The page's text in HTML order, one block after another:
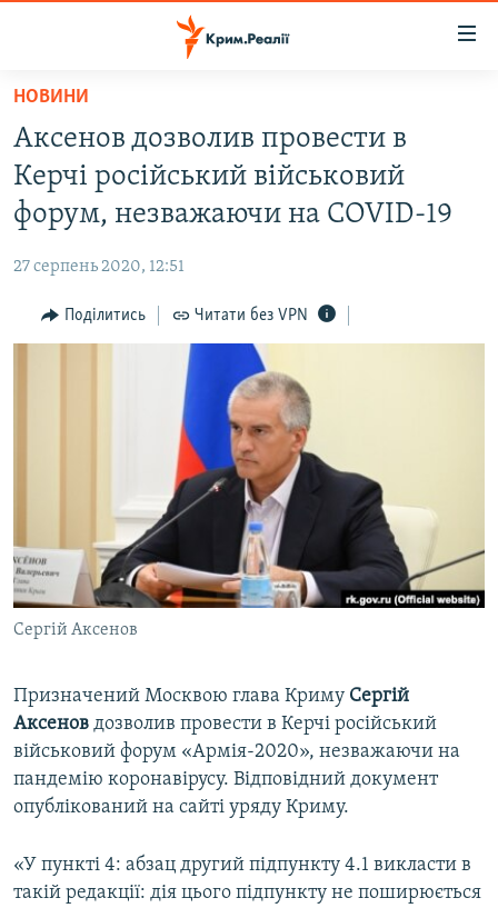
Перейти
основного
матеріалу
Перейти
до
основної
навігації
Перейти
до
ВІДЕО ТА ФОТО
БЛОГИ
ПОГЛЯД
ВІДЕОУРОКИ «ELIFBE»
СВІДЧЕННЯ ОКУПАЦІЇ
УКРАЇНСЬКА ПРОБЛЕМА КРИМУ
ІНФОГРАФІКА
ЯК ОБІЙТИ БЛОКУВАННЯ
Qırımtatar
ДОЛУЧАЙСЯ!
Усі сайти RFE/RL
НОВИНИ
Аксенов дозволив провести в
Керчі російський військовий
форум, незважаючи на COVID-19
27 серпень 2020, 12:51
Поділитись Читати без VPN
Сергій Аксенов
Призначений Москвою глава Криму Сергій
Аксенов дозволив провести в Керчі російський
військовий форум «Армія-2020», незважаючи на
пандемію коронавірусу. Відповідний документ
опублікований на сайті уряду Криму.
«У пункті 4: абзац другий підпункту 4.1 викласти в
такій редакції: дія цього підпункту не поширюється